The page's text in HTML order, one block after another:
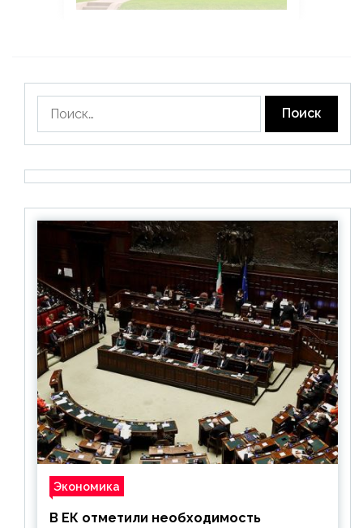
Экономика
В ЕК отметили необходимость